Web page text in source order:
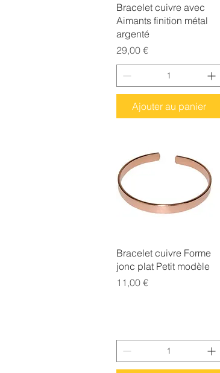
Aperçu rapide
Bracelet cuivre avec
Aimants finition métal
argenté
Prix
29,00 €
Ajouter au panier
Aperçu rapide
Bracelet cuivre Forme
jonc plat Petit modèle
Prix
11,00 €